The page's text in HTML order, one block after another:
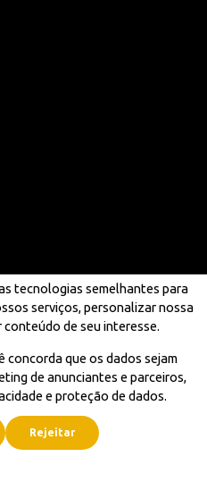
tecnologias semelhantes para
serviços, personalizar nossa
de seu interesse.
concorda que os dados sejam
de anunciantes e parceiros,
e proteção de dados.
Rejeitar